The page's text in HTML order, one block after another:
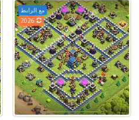
مع الرابط
2026